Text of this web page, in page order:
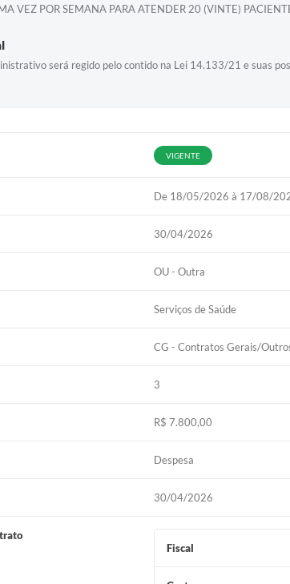
VEZ POR SEMANA PARA ATENDER 20 (VINTE)
será regido pelo contido na Lei 14.133/21 e suas
VIGENTE
De 18/05/2026 à 17/08/
30/04/2026
OU - Outra
Serviços de Saúde
CG - Contratos Gerais/
3
R$ 7.800,00
Despesa
30/04/2026
Fiscal